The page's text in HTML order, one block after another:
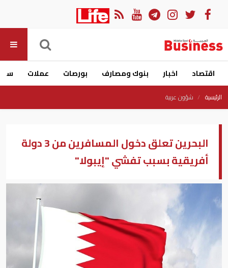
اقتصاد اخبار بنوك ومصارف بورصات عملات
الرئيسية شؤون عربية
البحرين تعلق دخول المسافرين من 3 دولة
أفريقية بسبب تفشي "إيبولا"